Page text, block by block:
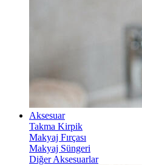
Aksesuar
Takma Kirpik
Makyaj Fırçası
Makyaj Süngeri
Diğer Aksesuarlar